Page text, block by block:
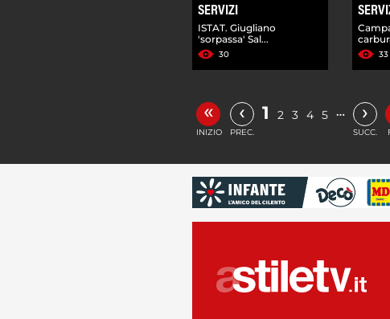
SERVIZI
ISTAT. Giugliano
'sorpassa' Sal...
30 33
«
INIZIO
‹
PREC.
1 2 3 4 5 … ›
SUCC.